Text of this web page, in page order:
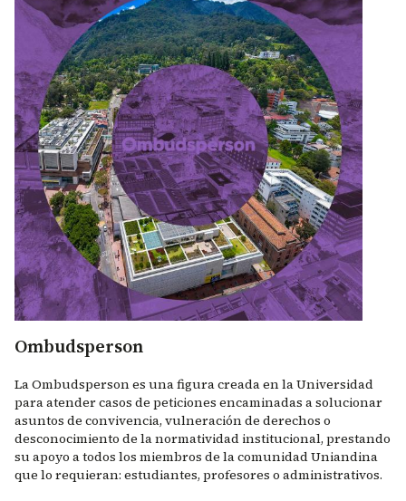
Ombudsperson
La Ombudsperson es una figura creada en la Universidad
para atender casos de peticiones encaminadas a solucionar
asuntos de convivencia, vulneración de derechos o
desconocimiento de la normatividad institucional, prestando
su apoyo a todos los miembros de la comunidad Uniandina
que lo requieran: estudiantes, profesores o administrativos.